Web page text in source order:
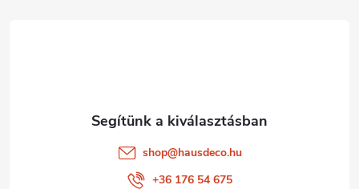
shop@hausdeco.hu
+36 176 54 675